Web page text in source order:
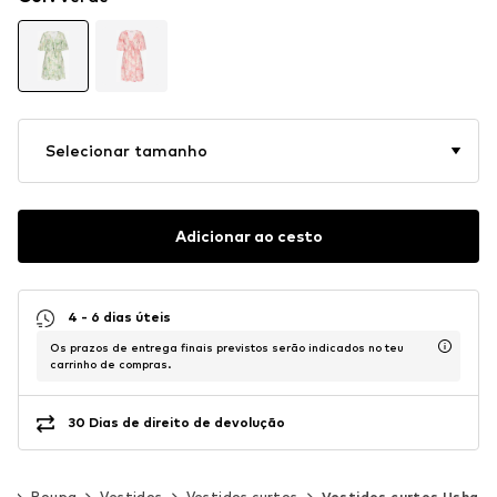
Selecionar tamanho
Adicionar ao cesto
4 - 6 dias úteis
Os prazos de entrega finais previstos serão indicados no teu
carrinho de compras.
30 Dias de direito de devolução